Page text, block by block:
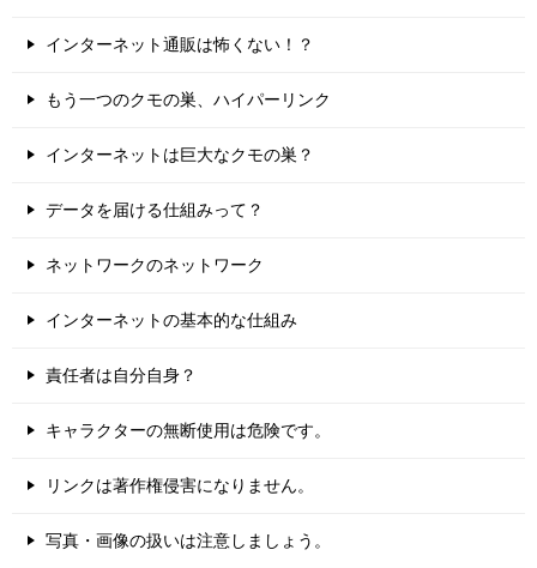
インターネット通販は怖くない！？
もう一つのクモの巣、ハイパーリンク
インターネットは巨大なクモの巣？
データを届ける仕組みって？
ネットワークのネットワーク
インターネットの基本的な仕組み
責任者は自分自身？
キャラクターの無断使用は危険です。
リンクは著作権侵害になりません。
写真・画像の扱いは注意しましょう。